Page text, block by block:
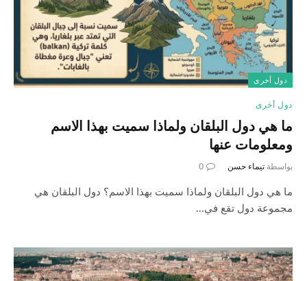
دول أخرى
دول أخرى
ما هي دول البلقان ولماذا سميت بهذا الاسم
ومعلومات عنها
بواسطة تيماء حسن 0
ما هي دول البلقان ولماذا سميت بهذا الاسم؟ دول البلقان هي
مجموعة دول تقع في…